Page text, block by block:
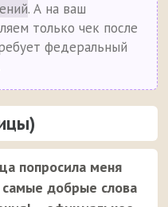
. А на ваш
только чек после
федеральный
попросила меня
добрые слова